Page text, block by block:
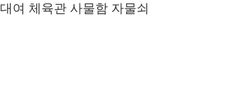
대여 체육관 사물함 자물쇠